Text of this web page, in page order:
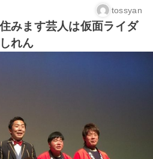
tossyan
みます芸人は仮面ライダ
れん